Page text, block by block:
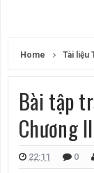
Home Tài liệu
Bài tập
Chương
22:11 0